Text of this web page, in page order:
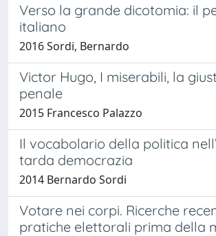
Verso la grande dicotomia: il
italiano
2016 Sordi, Bernardo
Victor Hugo, I miserabili, la
penale
2015 Francesco Palazzo
Il vocabolario della politica
tarda democrazia
2014 Bernardo Sordi
Votare nei corpi. Ricerche
pratiche elettorali prima della